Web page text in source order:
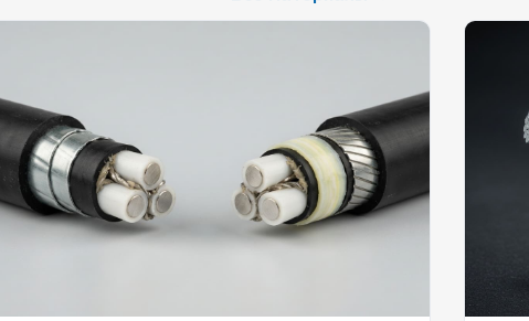
Нет
ОГНЕСТОЙКИЙ Нет
НАЛИЧИЕ ЭКРАНА Нет
ХЛАДОСТОЙКИЙ
СЕЧЕНИЕ ТПЖ
ОГНЕСТОЙКИЙ
НАЛИЧИЕ ЭКРАНА